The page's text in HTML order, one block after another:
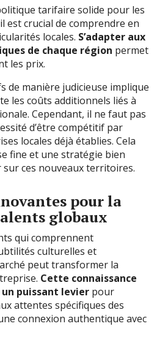
tarifaire solide pour les
est crucial de comprendre en
locales. S’adapter aux
de chaque région permet
les prix.
de manière judicieuse implique
les coûts additionnels liés à
Cependant, il ne faut pas
d’être compétitif par
locales déjà établies. Cela
fine et une stratégie bien
ces nouveaux territoires.
pour la
globaux
qui comprennent
culturelles et
peut transformer la
Cette connaissance
puissant levier pour
attentes spécifiques des
connexion authentique avec